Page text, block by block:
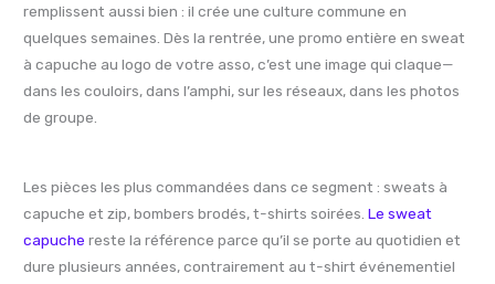
remplissent aussi bien : il crée une culture commune en
quelques semaines. Dès la rentrée, une promo entière en sweat
à capuche au logo de votre asso, c’est une image qui claque—
dans les couloirs, dans l’amphi, sur les réseaux, dans les photos
de groupe.
Les pièces les plus commandées dans ce segment : sweats à
capuche et zip, bombers brodés, t-shirts soirées.Le sweat
capuche reste la référence parce qu’il se porte au quotidien et
dure plusieurs années, contrairement au t-shirt événementiel